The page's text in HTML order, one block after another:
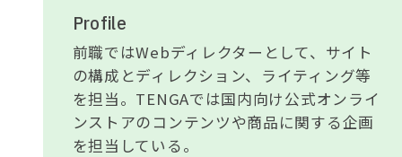
Profile
前職ではWebディレクターとして、サイト
の構成とディレクション、ライティング等
を担当。TENGAでは国内向け公式オンライ
ンストアのコンテンツや商品に関する企画
を担当している。